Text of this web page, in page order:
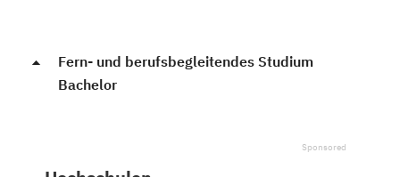
Fern- und berufsbegleitendes Studium
Bachelor